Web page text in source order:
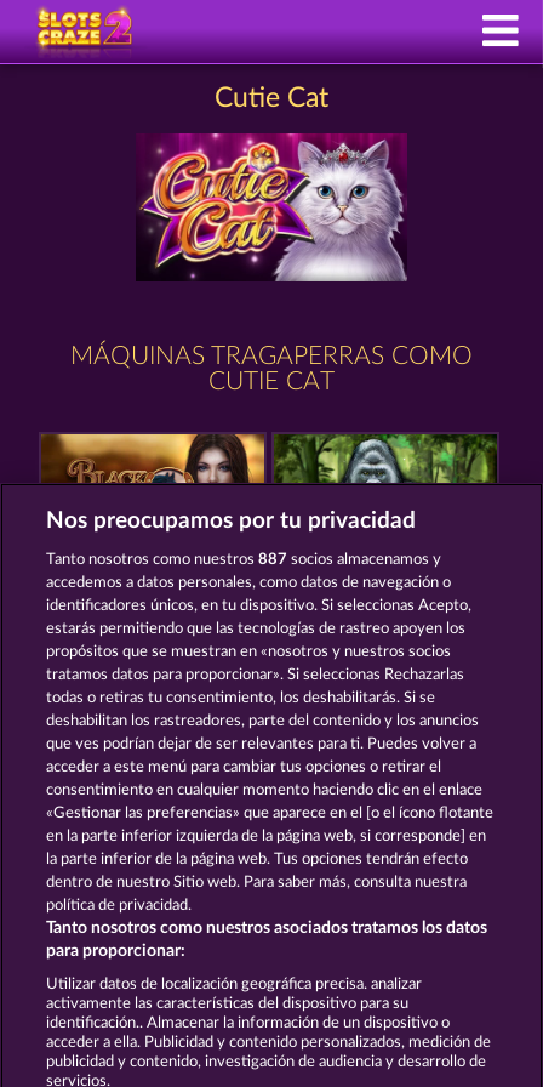
Cutie Cat
MÁQUINAS TRAGAPERRAS COMO
CUTIE CAT
BLACK BEAUTY KING OF THE JUNGLE
DUCK SHOOTER MAJESTIC KING
Términos y condiciones
Declaración de privacidad
Empresa
Enviar solicitud de desistimiento
Nos preocupamos por tu privacidad
Tanto nosotros como nuestros887 socios almacenamos y
accedemos a datos personales, como datos de navegación o
identificadores únicos, en tu dispositivo. Si seleccionas Acepto,
estarás permitiendo que las tecnologías de rastreo apoyen los
propósitos que se muestran en «nosotros y nuestros socios
tratamos datos para proporcionar». Si seleccionas Rechazarlas
todas o retiras tu consentimiento, los deshabilitarás. Si se
deshabilitan los rastreadores, parte del contenido y los anuncios
que ves podrían dejar de ser relevantes para ti. Puedes volver a
acceder a este menú para cambiar tus opciones o retirar el
consentimiento en cualquier momento haciendo clic en el enlace
«Gestionar las preferencias» que aparece en el [o el ícono flotante
en la parte inferior izquierda de la página web, si corresponde] en
la parte inferior de la página web. Tus opciones tendrán efecto
dentro de nuestro Sitio web. Para saber más, consulta nuestra
política de privacidad.
Tanto nosotros como nuestros asociados tratamos los datos
para proporcionar:
Utilizar datos de localización geográfica precisa. analizar
activamente las características del dispositivo para su
identificación.. Almacenar la información de un dispositivo o
acceder a ella. Publicidad y contenido personalizados, medición de
publicidad y contenido, investigación de audiencia y desarrollo de
servicios.